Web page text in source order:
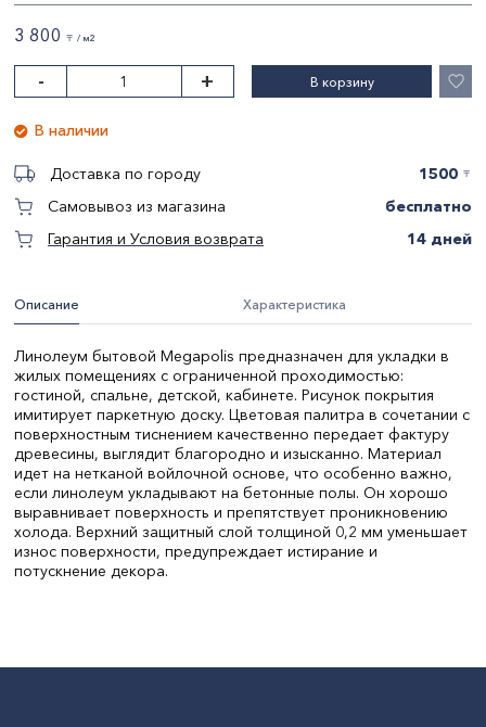
Описание Характеристика
Линолеум бытовой Megapolis предназначен для укладки в
жилых помещениях с ограниченной проходимостью:
гостиной, спальне, детской, кабинете. Рисунок покрытия
имитирует паркетную доску. Цветовая палитра в сочетании с
поверхностным тиснением качественно передает фактуру
древесины, выглядит благородно и изысканно. Материал
идет на нетканой войлочной основе, что особенно важно,
если линолеум укладывают на бетонные полы. Он хорошо
выравнивает поверхность и препятствует проникновению
холода. Верхний защитный слой толщиной 0,2 мм уменьшает
износ поверхности, предупреждает истирание и
потускнение декора.
Основа:
Полиэстер
3 800 〒 / м2
- + В корзину
В наличии
Доставка по городу 1500 〒
Самовывоз из магазина
бесплатно
Гарантия и Условия возврата
14 дней